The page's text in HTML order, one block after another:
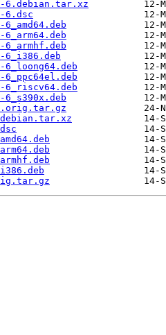
6.debian.tar.xz
6.dsc
6_riscv64.deb